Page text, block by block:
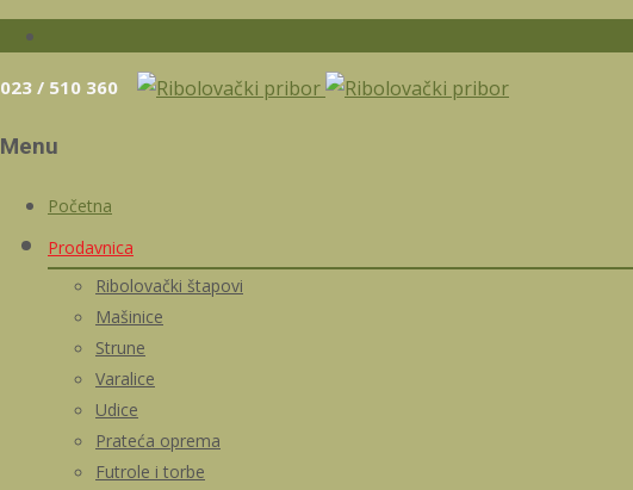
023 / 510 360
Menu
Skip
content
Početna
Prodavnica
Ribolovački štapovi
Mašinice
Strune
Varalice
Udice
Prateća oprema
Futrole i torbe